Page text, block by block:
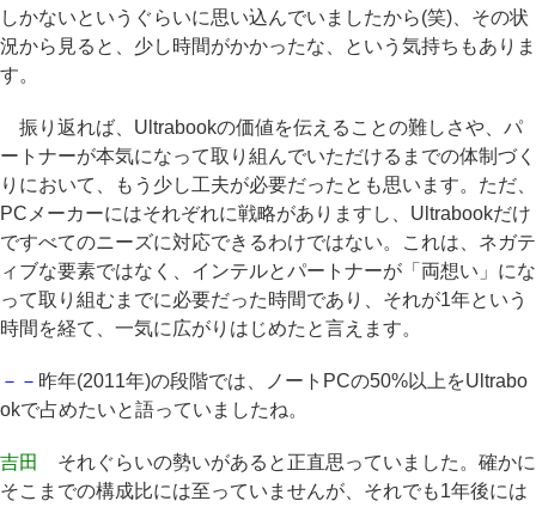
しかないというぐらいに思い込んでいましたから(笑)、その状
況から見ると、少し時間がかかったな、という気持ちもありま
す。
振り返れば、Ultrabookの価値を伝えることの難しさや、パ
ートナーが本気になって取り組んでいただけるまでの体制づく
りにおいて、もう少し工夫が必要だったとも思います。ただ、
PCメーカーにはそれぞれに戦略がありますし、Ultrabookだけ
ですべてのニーズに対応できるわけではない。これは、ネガテ
ィブな要素ではなく、インテルとパートナーが「両想い」にな
って取り組むまでに必要だった時間であり、それが1年という
時間を経て、一気に広がりはじめたと言えます。
－－ 昨年(2011年)の段階では、ノートPCの50%以上をUltrabo
okで占めたいと語っていましたね。
吉田 それぐらいの勢いがあると正直思っていました。確かに
そこまでの構成比には至っていませんが、それでも1年後には